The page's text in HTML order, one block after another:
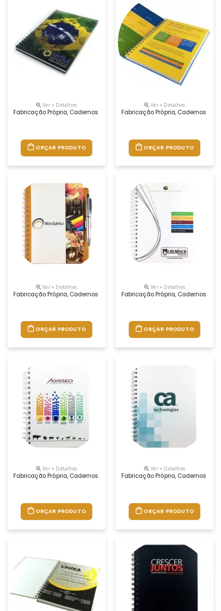
Ver + Detalhes
Fabricação Própria, Cadernos Personalizados Do Seu Jeito.tamanhos
ORÇAR PRODUTO
Ver + Detalhes
Fabricação Própria, Cadernos
ORÇAR PRODUTO
Ver + Detalhes
Fabricação Própria, Cadernos Personalizados Do Seu Jeito.tamanhos
ORÇAR PRODUTO
Ver + Detalhes
Fabricação Própria, Cadernos
ORÇAR PRODUTO
Ver + Detalhes
Fabricação Própria, Cadernos Personalizados Do Seu Jeito.tamanhos
ORÇAR PRODUTO
Ver + Detalhes
Fabricação Própria, Cadernos
ORÇAR PRODUTO